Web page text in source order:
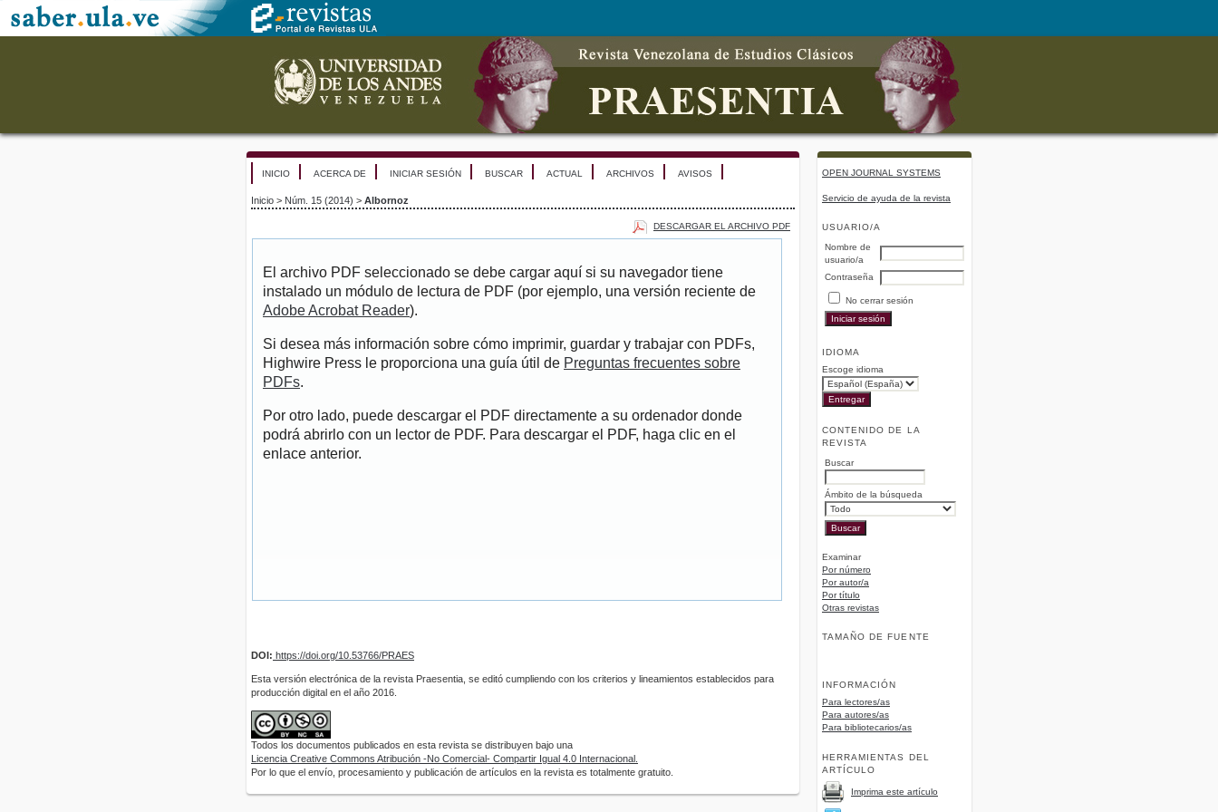
OPEN JOURNAL SYSTEMS
Servicio de ayuda de la revista
USUARIO/A
Nombre de
usuario/a
Contraseña
No cerrar sesión
IDIOMA
Escoge idioma
CONTENIDO DE LA
REVISTA
Buscar
Ámbito de la búsqueda
Examinar
Por número
Por autor/a
Por título
Otras revistas
TAMAÑO DE FUENTE
INFORMACIÓN
Para lectores/as
Para autores/as
Para bibliotecarios/as
HERRAMIENTAS DEL
ARTÍCULO
Imprima este artículo
INICIO ACERCA DE INICIAR SESIÓN BUSCAR ACTUAL ARCHIVOS AVISOS
Inicio > Núm. 15 (2014) > Albornoz
DESCARGAR EL ARCHIVO PDF
El archivo PDF seleccionado se debe cargar aquí si su navegador tiene
instalado un módulo de lectura de PDF (por ejemplo, una versión reciente de
Adobe Acrobat Reader).
Si desea más información sobre cómo imprimir, guardar y trabajar con PDFs,
Highwire Press le proporciona una guía útil de Preguntas frecuentes sobre
PDFs.
Por otro lado, puede descargar el PDF directamente a su ordenador donde
podrá abrirlo con un lector de PDF. Para descargar el PDF, haga clic en el
enlace anterior.
DOI: https://doi.org/10.53766/PRAES
Esta versión electrónica de la revista Praesentia, se editó cumpliendo con los criterios y lineamientos establecidos para
producción digital en el año 2016.
Todos los documentos publicados en esta revista se distribuyen bajo una
Licencia Creative Commons Atribución -No Comercial- Compartir Igual 4.0 Internacional.
Por lo que el envío, procesamiento y publicación de artículos en la revista es totalmente gratuito.